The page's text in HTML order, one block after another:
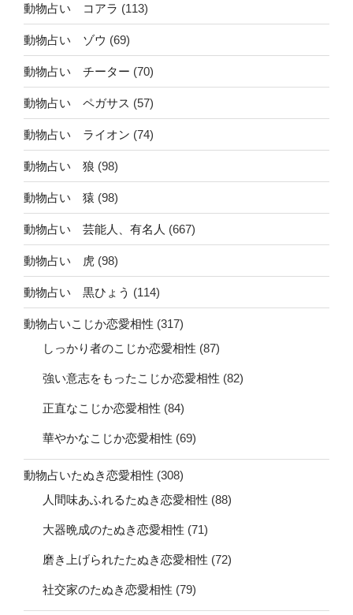
動物占い コアラ (113)
動物占い ゾウ (69)
動物占い チーター (70)
動物占い ペガサス (57)
動物占い ライオン (74)
動物占い 狼 (98)
動物占い 猿 (98)
動物占い 芸能人、有名人 (667)
動物占い 虎 (98)
動物占い 黒ひょう (114)
動物占いこじか恋愛相性 (317)
しっかり者のこじか恋愛相性 (87)
強い意志をもったこじか恋愛相性 (82)
正直なこじか恋愛相性 (84)
華やかなこじか恋愛相性 (69)
動物占いたぬき恋愛相性 (308)
人間味あふれるたぬき恋愛相性 (88)
大器晩成のたぬき恋愛相性 (71)
磨き上げられたたぬき恋愛相性 (72)
社交家のたぬき恋愛相性 (79)